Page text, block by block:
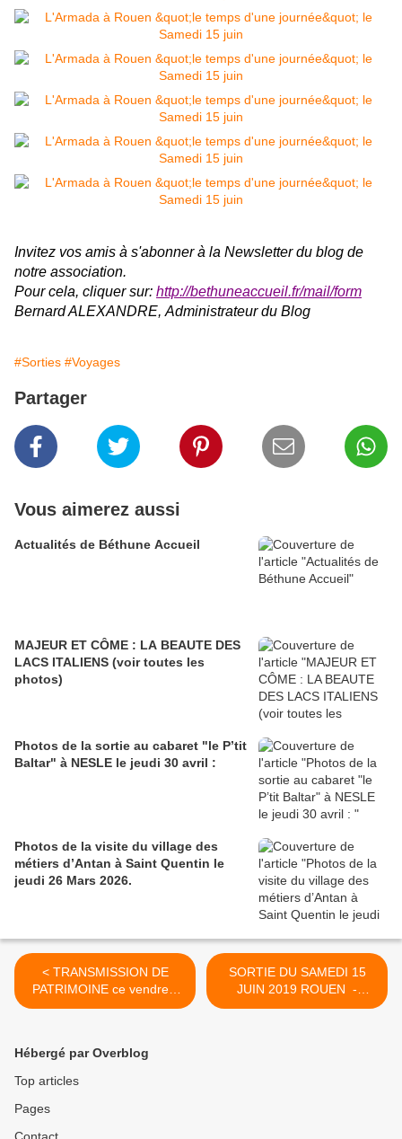
Invitez vos amis à s'abonner à la Newsletter du blog de
notre association.
Pour cela, cliquer sur: http://bethuneaccueil.fr/mail/form
Bernard ALEXANDRE, Administrateur du Blog
#Sorties #Voyages
Partager
Vous aimerez aussi
Actualités de Béthune Accueil
MAJEUR ET CÔME : LA BEAUTE DES
LACS ITALIENS (voir toutes les
photos)
Photos de la sortie au cabaret "le P’tit
Baltar" à NESLE le jeudi 30 avril :
Photos de la visite du village des
métiers d’Antan à Saint Quentin le
jeudi 26 Mars 2026.
< TRANSMISSION DE
PATRIMOINE ce vendredi
24 mai à la Charité
SORTIE DU SAMEDI 15
JUIN 2019 ROUEN -
l’ARMADA >
Hébergé par Overblog
Top articles
Pages